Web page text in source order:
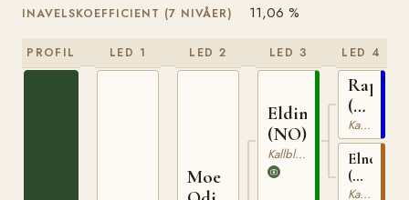
INAVELSKOEFFICIENT (7 NIVÅER) 11,06 %
PROFIL LED 1 LED 2
Moe
LED 3
Elding
(NO)
Kallblodig Travare
LED 4
(NO)
NT
75
Kallblodig Travare
Elnett
(NO)
T-Kallblodig Travare